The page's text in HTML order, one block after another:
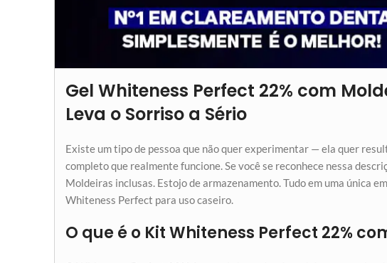
Gel Whiteness Perfect 22% com
Leva o Sorriso a Sério
Existe um tipo de pessoa que não quer experimentar — ela quer
completo que realmente funcione. Se você se reconhece nessa
Moldeiras inclusas. Estojo de armazenamento. Tudo em uma única
Whiteness Perfect para uso caseiro.
O que é o Kit Whiteness Perfect 22%